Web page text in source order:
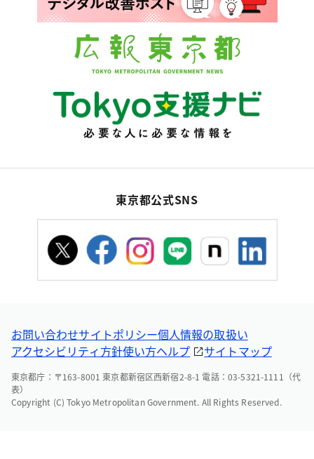
東京都公式SNS
お問い合わせサイトポリシー個人情報の取扱い
アクセシビリティ方針使い方ヘルプ サイトマップ
東京都庁：〒163-8001 東京都新宿区西新宿2-8-1 電話：03-5321-1111（代
表）
Copyright (C) Tokyo Metropolitan Government. All Rights Reserved.